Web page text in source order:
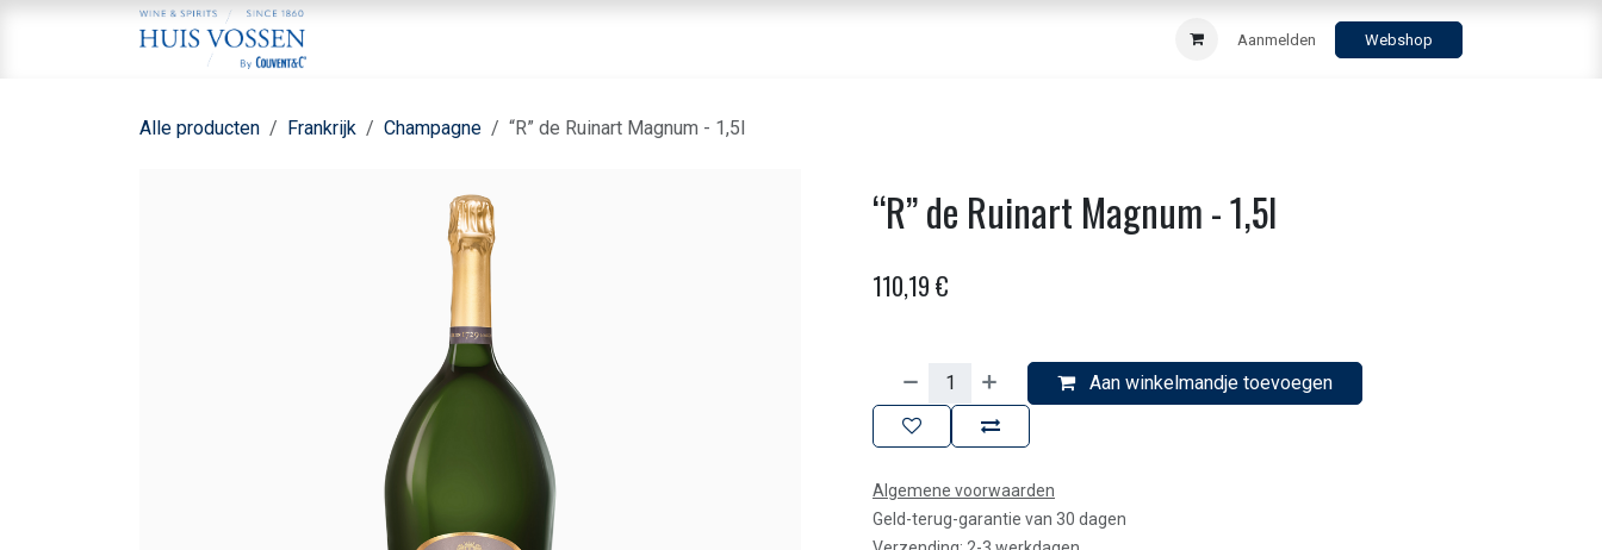
Overslaan naar inhoud
Aanmelden Webshop
Alle producten Frankrijk Champagne “R” de Ruinart Magnum - 1,5l
“R” de Ruinart Magnum - 1,5l
110,19 €
Aan winkelmandje toevoegen
Algemene voorwaarden
Geld-terug-garantie van 30 dagen